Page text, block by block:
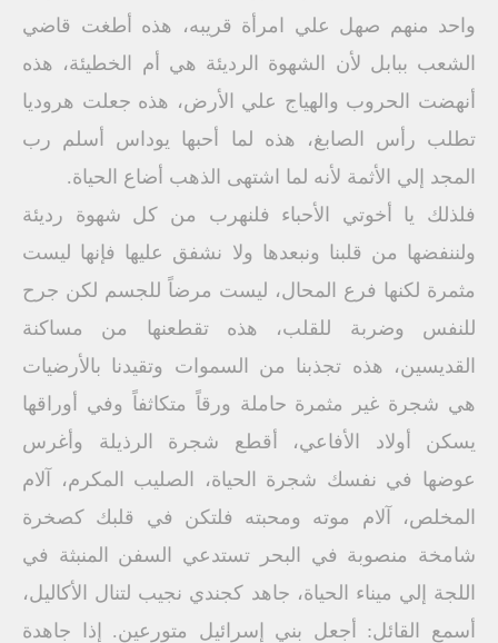
واحد منهم صهل علي امرأة قريبه، هذه أطغت قاضي
الشعب ببابل لأن الشهوة الرديئة هي أم الخطيئة، هذه
أنهضت الحروب والهياج علي الأرض، هذه جعلت هروديا
تطلب رأس الصابغ، هذه لما أحبها يوداس أسلم رب
المجد إلي الأثمة لأنه لما اشتهى الذهب أضاع الحياة.
فلذلك يا أخوتي الأحباء فلنهرب من كل شهوة رديئة
ولننفضها من قلبنا ونبعدها ولا نشفق عليها فإنها ليست
مثمرة لكنها فرع المحال، ليست مرضاً للجسم لكن جرح
للنفس وضربة للقلب، هذه تقطعنها من مساكنة
القديسين، هذه تجذبنا من السموات وتقيدنا بالأرضيات
هي شجرة غير مثمرة حاملة ورقاً متكاثفاً وفي أوراقها
يسكن أولاد الأفاعي، أقطع شجرة الرذيلة وأغرس
عوضها في نفسك شجرة الحياة، الصليب المكرم، آلام
المخلص، آلام موته ومحبته فلتكن في قلبك كصخرة
شامخة منصوبة في البحر تستدعي السفن المنبثة في
اللجة إلي ميناء الحياة، جاهد كجندي نجيب لتنال الأكاليل،
أسمع القائل: أجعل بني إسرائيل متورعين. إذا جاهدة